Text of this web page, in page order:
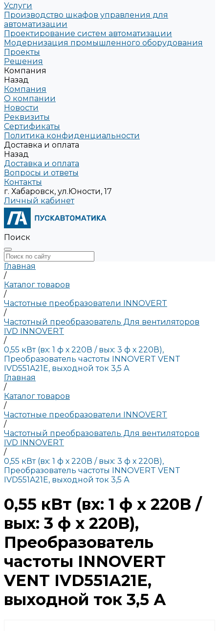
Услуги
Производство шкафов управления для
автоматизации
Проектирование систем автоматизации
Модернизация промышленного оборудования
Проекты
Решения
Компания
Назад
Компания
О компании
Новости
Реквизиты
Сертификаты
Политика конфиденциальности
Доставка и оплата
Назад
Доставка и оплата
Вопросы и ответы
Контакты
г. Хабаровск, ул.Юности, 17
Личный кабинет
Поиск
Главная
/
Каталог товаров
/
Частотные преобразователи INNOVERT
/
Частотный преобразователь Для вентиляторов
IVD INNOVERT
/
0,55 кВт (вх: 1 ф х 220В / вых: 3 ф х 220В),
Преобразователь частоты INNOVERT VENT
IVD551A21E, выходной ток 3,5 А
Главная
/
Каталог товаров
/
Частотные преобразователи INNOVERT
/
Частотный преобразователь Для вентиляторов
IVD INNOVERT
/
0,55 кВт (вх: 1 ф х 220В / вых: 3 ф х 220В),
Преобразователь частоты INNOVERT VENT
IVD551A21E, выходной ток 3,5 А
0,55 кВт (вх: 1 ф х 220В /
вых: 3 ф х 220В),
Преобразователь
частоты INNOVERT
VENT IVD551A21E,
выходной ток 3,5 А